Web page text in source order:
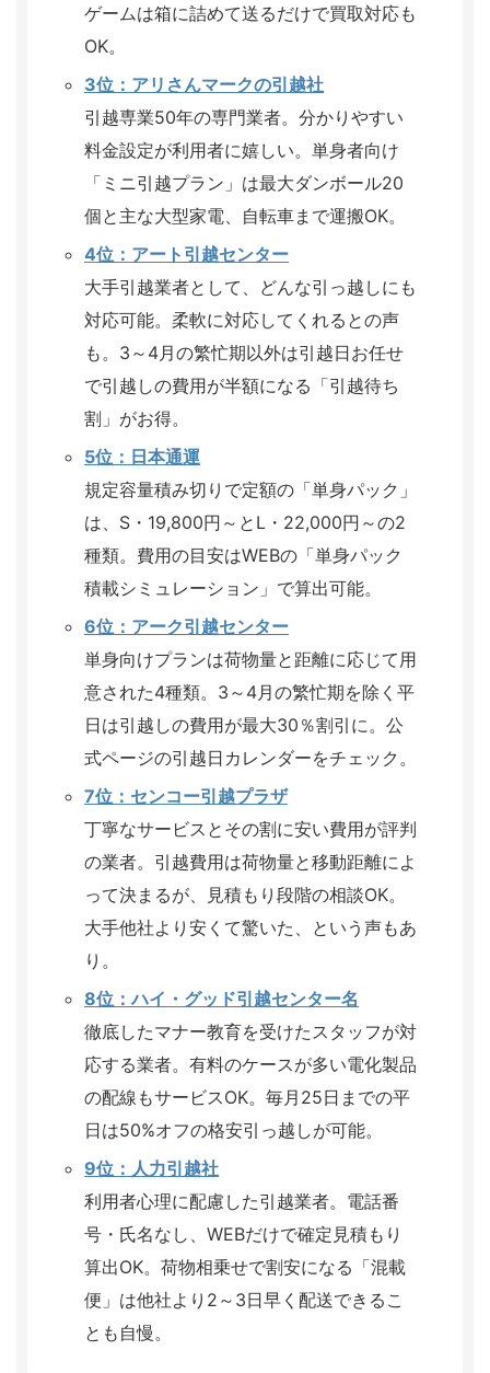
ゲームは箱に詰めて送るだけで買取対応も
OK。
3位：アリさんマークの引越社
引越専業50年の専門業者。分かりやすい
料金設定が利用者に嬉しい。単身者向け
「ミニ引越プラン」は最大ダンボール20
個と主な大型家電、自転車まで運搬OK。
4位：アート引越センター
大手引越業者として、どんな引っ越しにも
対応可能。柔軟に対応してくれるとの声
も。3～4月の繁忙期以外は引越日お任せ
で引越しの費用が半額になる「引越待ち
割」がお得。
5位：日本通運
規定容量積み切りで定額の「単身パック」
は、S・ 19,800円～とL・22,000円～の2
種類。費用の目安はWEBの「単身パック
積載シミュレーション」で算出可能。
6位：アーク引越センター
単身向けプランは荷物量と距離に応じて用
意された4種類。3～4月の繁忙期を除く平
日は引越しの費用が最大30％割引に。公
式ページの引越日カレンダーをチェック。
7位：センコー引越プラザ
丁寧なサービスとその割に安い費用が評判
の業者。引越費用は荷物量と移動距離によ
って決まるが、見積もり段階の相談OK。
大手他社より安くて驚いた、という声もあ
り。
8位：ハイ・グッド引越センター名
徹底したマナー教育を受けたスタッフが対
応する業者。有料のケースが多い電化製品
の配線もサービスOK。毎月25日までの平
日は50%オフの格安引っ越しが可能。
9位：人力引越社
利用者心理に配慮した引越業者。電話番
号・氏名なし、WEBだけで確定見積もり
算出OK。荷物相乗せで割安になる「混載
便」は他社より2～3日早く配送できるこ
とも自慢。